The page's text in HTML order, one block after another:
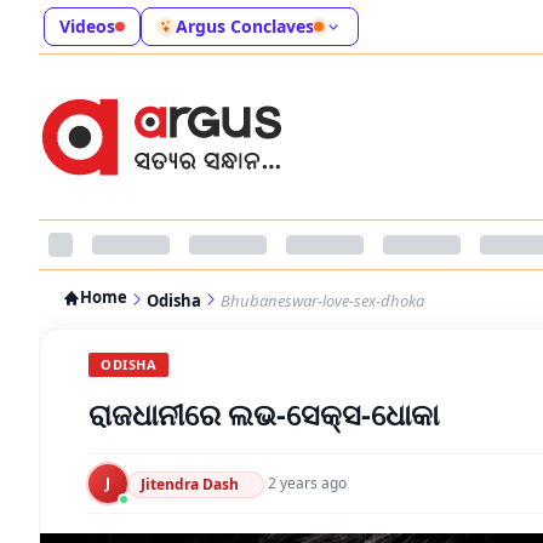
Videos Argus Conclaves
Home Odisha Bhubaneswar-love-sex-dhoka
ODISHA
ରାଜଧାନୀରେ ଲଭ-ସେକ୍ସ-ଧୋକା
J Jitendra Dash ·2 years ago